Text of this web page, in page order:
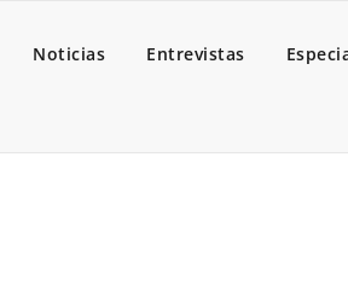
Noticias Entrevistas